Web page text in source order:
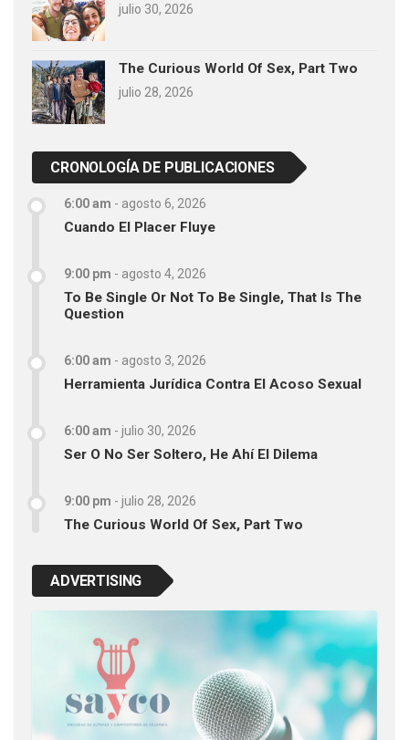
julio 30, 2026
The Curious World Of Sex, Part Two
julio 28, 2026
CRONOLOGÍA DE PUBLICACIONES
6:00 am - agosto 6, 2026
Cuando El Placer Fluye
9:00 pm - agosto 4, 2026
To Be Single Or Not To Be Single, That Is The
Question
6:00 am - agosto 3, 2026
Herramienta Jurídica Contra El Acoso Sexual
6:00 am - julio 30, 2026
Ser O No Ser Soltero, He Ahí El Dilema
9:00 pm - julio 28, 2026
The Curious World Of Sex, Part Two
ADVERTISING